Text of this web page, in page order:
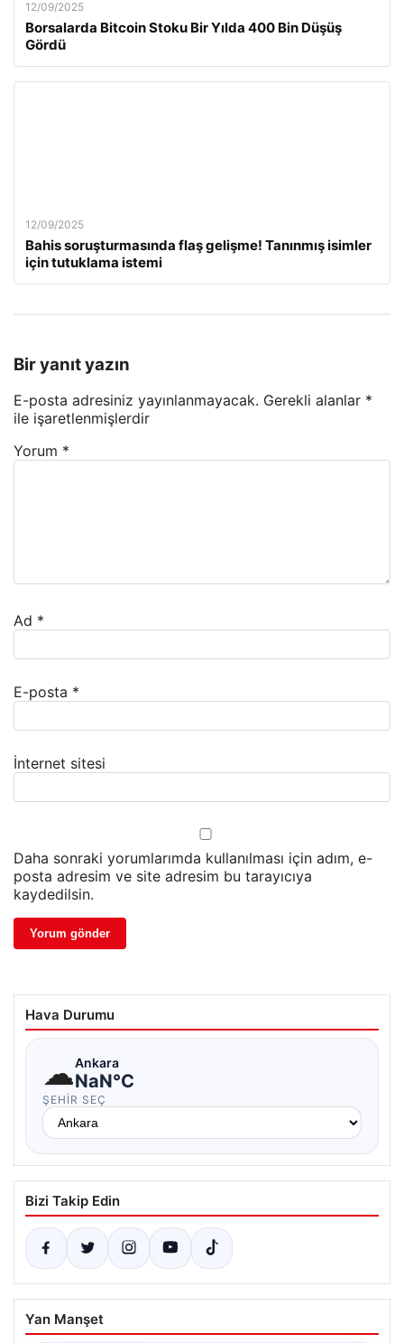
12/09/2025
Borsalarda Bitcoin Stoku Bir Yılda 400 Bin Düşüş
Gördü
12/09/2025
Bahis soruşturmasında flaş gelişme! Tanınmış isimler
için tutuklama istemi
Bir yanıt yazın
E-posta adresiniz yayınlanmayacak. Gerekli alanlar *
ile işaretlenmişlerdir
Yorum *
Ad *
E-posta *
İnternet sitesi
Daha sonraki yorumlarımda kullanılması için adım, e-
posta adresim ve site adresim bu tarayıcıya
kaydedilsin.
Hava Durumu
☁Ankara
NaN°C
ŞEHIR SEÇ
Bizi Takip Edin
Yan Manşet